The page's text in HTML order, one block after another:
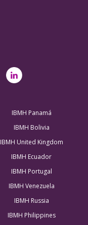
IBMH Panamá
IBMH Bolivia
IBMH United Kingdom
IBMH Ecuador
IBMH Portugal
IBMH Venezuela
IBMH Russia
IBMH Philippines